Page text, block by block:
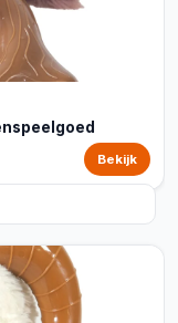
Bekijk